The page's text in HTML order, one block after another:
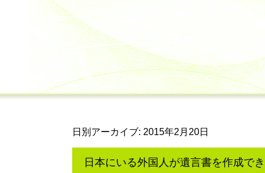
日別アーカイブ: 2015年2月20日
日本にいる外国人が遺言書を作成で